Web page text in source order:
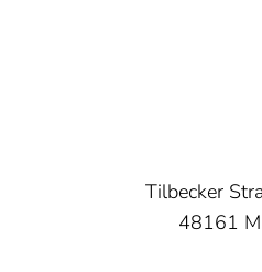
Tilbecker
48161